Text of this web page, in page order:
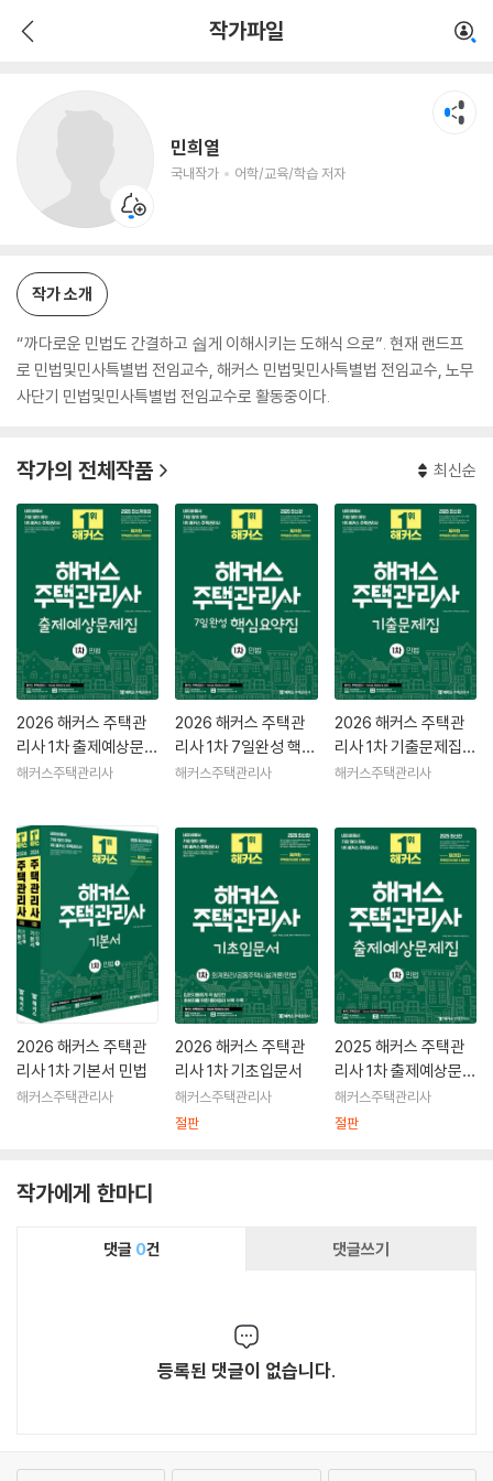
작가파일
민희열
국내작가 어학/교육/학습 저자
어학/교육/학습 저자
작가 소개
“까다로운 민법도 간결하고 쉅게 이해시키는 도해식 으로”. 현재 랜드프
로 민법및민사특별법 전임교수, 해커스 민법및민사특별법 전임교수, 노무
사단기 민법및민사특별법 전임교수로 활동중이다.
작가의 전체작품 최신순
2026 해커스 주택관
리사 1차 출제예상문제
집 민법
해커스주택관리사
2026 해커스 주택관
리사 1차 7일완성 핵심
요약집 민법
해커스주택관리사
2026 해커스 주택관
리사 1차 기출문제집
민법
해커스주택관리사
2026 해커스 주택관
리사 1차 기본서 민법
해커스주택관리사
2026 해커스 주택관
리사 1차 기초입문서
해커스주택관리사
절판
2025 해커스 주택관
리사 1차 출제예상문제
집 민법
해커스주택관리사
절판
작가에게 한마디
댓글 0건 댓글쓰기
등록된 댓글이 없습니다.